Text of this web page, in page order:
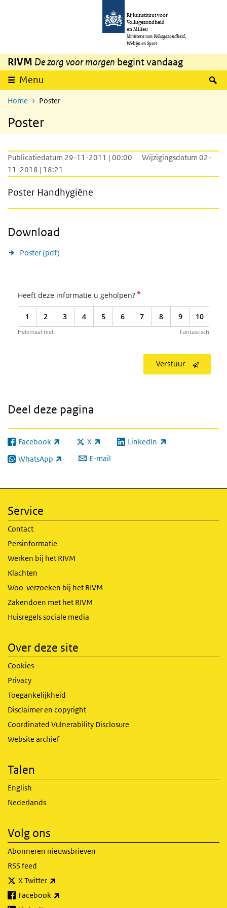
Overslaan en naar de inhoud gaan
Rijksinstituut voor
Volksgezondheid
en Milieu
Ministerie van Volksgezondheid,
Welzijn en Sport
RIVM De zorg voor morgen begint vandaag
Menu
Home Poster
Poster
Publicatiedatum 29-11-2011 | 00:00
Wijzigingsdatum 02-
11-2018 | 18:21
Poster Handhygiëne
Download
Poster (pdf)
Heeft deze informatie u geholpen?*
1 2 3 4 5 6 7 8 9 10
Helemaal niet Fantastisch
Verstuur
Deel deze pagina
Facebook
(externe link) X
(externe link) LinkedIn
(externe link)
WhatsApp
(externe link) E-mail
Service
Contact
Persinformatie
Werken bij het RIVM
Klachten
Woo-verzoeken bij het RIVM
Zakendoen met het RIVM
Huisregels sociale media
Over deze site
Cookies
Privacy
Toegankelijkheid
Disclaimer en copyright
Coordinated Vulnerability Disclosure
Website archief
Talen
English
Nederlands
Volg ons
Abonneren nieuwsbrieven
RSS feed
X Twitter
Facebook